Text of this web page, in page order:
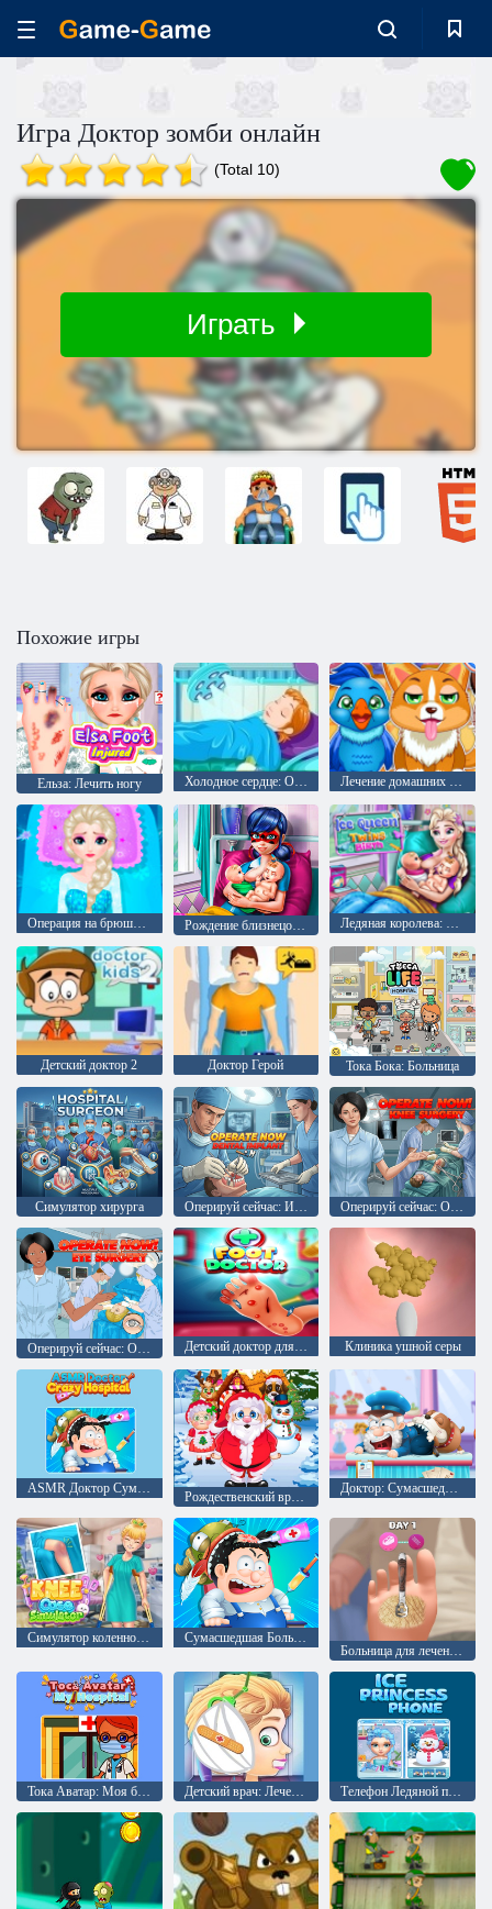
Игра Доктор зомби онлайн
(Total 10)
Играть
Похожие игры
Ельза: Лечить ногу Холодное сердце: Операция на руке принцессы Анны Лечение домашних животных
Операция на брюшной полости Эльзы Рождение близнецов Леди Баг Ледяная королева: Рождение близнецов
Детский доктор 2 Доктор Герой Тока Бока: Больница
Симулятор хирурга Оперируй сейчас: Имплантация зубов Оперируй сейчас: Операция на колене
Детский доктор для ног Клиника ушной серы
ASMR Доктор Сумасшедшая Больница
Рождественский врач стоматолог
Доктор: Сумасшедшая больница
Сумасшедшая Больница: Доктор
Больница для лечения стоп
Toкa Аватар: Моя больница Детский врач: Лечение ушей Телефон Ледяной принцессы